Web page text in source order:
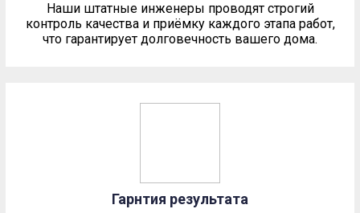
Наши штатные инженеры проводят строгий
контроль качества и приёмку каждого этапа работ,
что гарантирует долговечность вашего дома.
Гарнтия результата